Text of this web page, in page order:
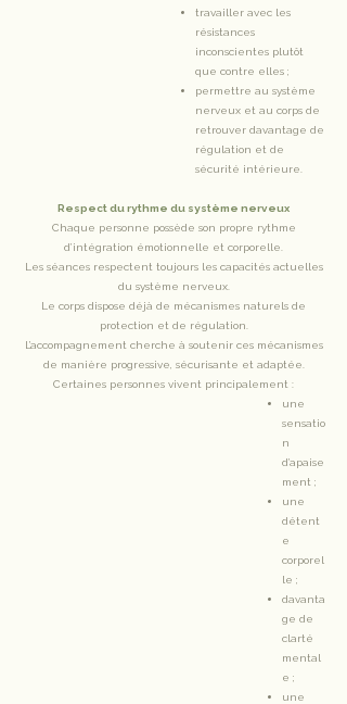
travailler avec les
résistances
inconscientes plutôt
que contre elles ;
permettre au système
nerveux et au corps de
retrouver davantage de
régulation et de
sécurité intérieure.
Respect du rythme du système nerveux
Chaque personne possède son propre rythme
d’intégration émotionnelle et corporelle.
Les séances respectent toujours les capacités actuelles
du système nerveux.
Le corps dispose déjà de mécanismes naturels de
protection et de régulation.
L’accompagnement cherche à soutenir ces mécanismes
de manière progressive, sécurisante et adaptée.
Certaines personnes vivent principalement :
une
sensatio
n
d’apaise
ment ;
une
détent
e
corporel
le ;
davanta
ge de
clarté
mental
e ;
une